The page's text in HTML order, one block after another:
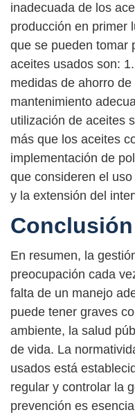
inadecuada de los
producción en primer
que se pueden tomar
aceites usados son:
medidas de ahorro
mantenimiento
utilización de aceites
más que los aceites
implementación de
que consideren el
y la extensión del
Conclusión
En resumen, la
preocupación cada
falta de un manejo
puede tener graves
ambiente, la salud
de vida. La
usados está
regular y controlar la
prevención es